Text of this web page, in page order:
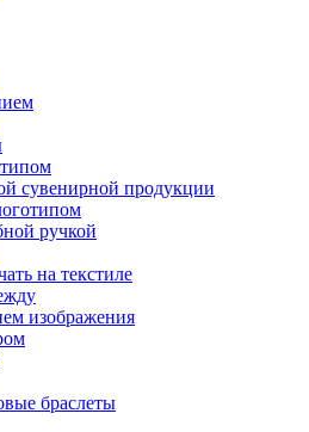
сувенирной продукции
ручкой
на текстиле
изображения
браслеты